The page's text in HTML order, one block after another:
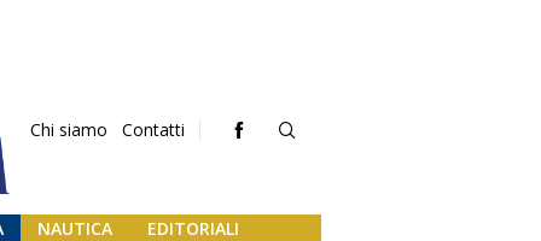
Chi siamo Contatti
NAUTICA EDITORIALI